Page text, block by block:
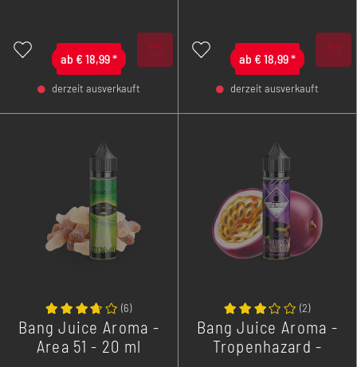
- +
ab € 18,99*
derzeit ausverkauft
Waldmeisteraroma mit
einem Hauch Koolada auf
dich!
- +
ab € 18,99*
derzeit ausverkauft
den Zugang zu deiner
Zunge.
(6)
Bang Juice Aroma -
Area 51 - 20 ml
(2)
Bang Juice Aroma -
Tropenhazard -